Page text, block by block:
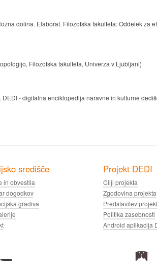
dolina. Elaborat. Filozofska fakulteta: Oddelek za
Filozofska fakulteta, Univerza v Ljubljani)
- digitalna enciklopedija naravne in kulturne
središče
in obvestila
dogodkov
gradiva
Projekt DEDI
Cilji projekta
Zgodovina projekta
Predstavitev
Politika zasebnosti
Android aplikacija